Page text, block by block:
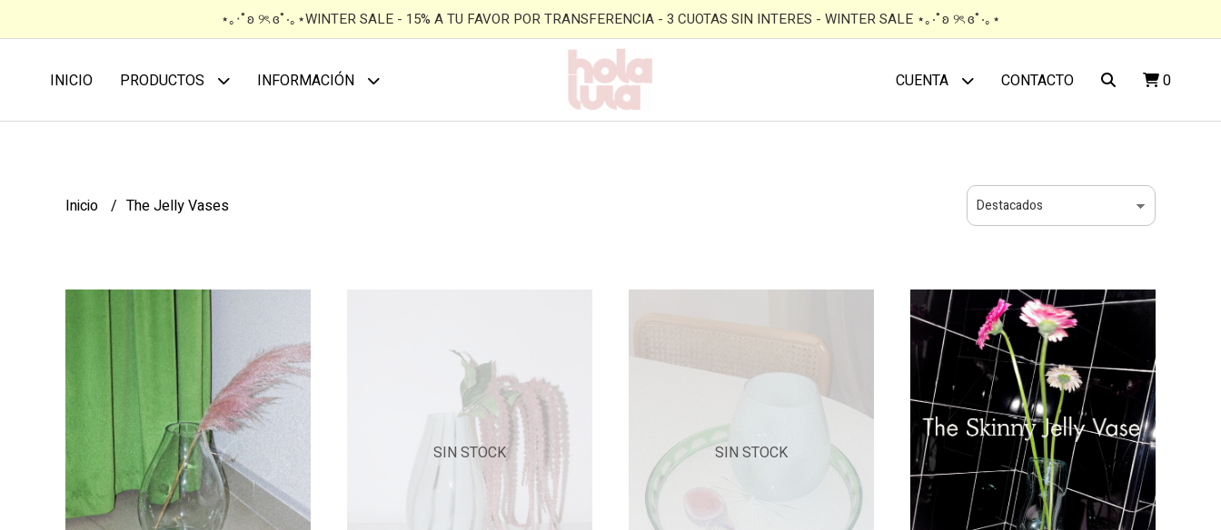
⋆｡‧˚ʚ ୨ৎ ɞ˚‧｡⋆WINTER SALE - 15% A TU FAVOR POR TRANSFERENCIA - 3 CUOTAS SIN INTERES - WINTER SALE ⋆｡‧˚ʚ ୨ৎ ɞ˚‧｡⋆
INICIO PRODUCTOS INFORMACIÓN CUENTA CONTACTO 0
Inicio The Jelly Vases
SIN STOCK SIN STOCK